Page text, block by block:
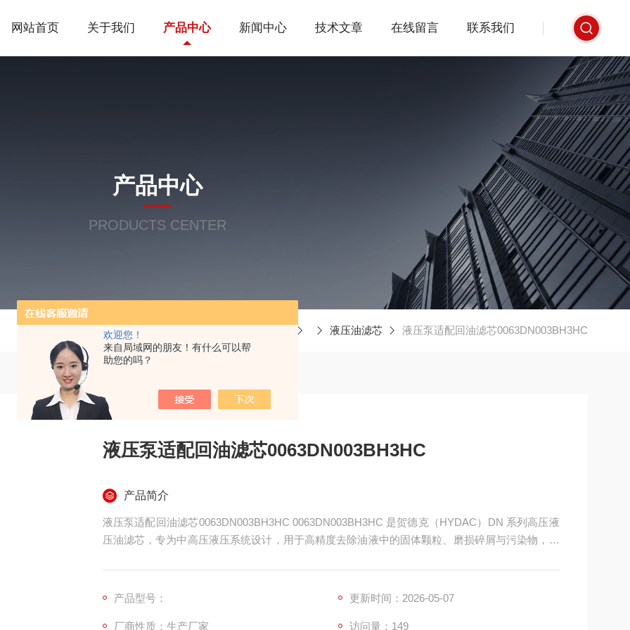
欢迎您！
来自局域网的朋友！有什么可以帮
助您的吗？
网站首页 关于我们 产品中心 新闻中心 技术文章 在线留言 联系我们
产品中心
PRODUCTS CENTER
液压油滤芯 液压泵适配回油滤芯0063DN003BH3HC
液压泵适配回油滤芯0063DN003BH3HC
产品简介
液压泵适配回油滤芯0063DN003BH3HC 0063DN003BH3HC 是贺德克（HYDAC）DN 系列高压液
压油滤芯，专为中高压液压系统设计，用于高精度去除油液中的固体颗粒、磨损碎屑与污染物，保
产品型号： 更新时间：2026-05-07
厂商性质：生产厂家 访问量：149